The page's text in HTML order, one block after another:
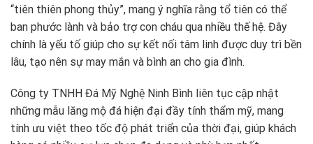
“tiên thiên phong thủy”, mang ý nghĩa rằng tổ tiên có thể
ban phước lành và bảo trợ con cháu qua nhiều thế hệ. Đây
chính là yếu tố giúp cho sự kết nối tâm linh được duy trì bền
lâu, tạo nên sự may mắn và bình an cho gia đình.
Công ty TNHH Đá Mỹ Nghệ Ninh Bình liên tục cập nhật
những mẫu lăng mộ đá hiện đại đầy tính thẩm mỹ, mang
tính ưu việt theo tốc độ phát triển của thời đại, giúp khách